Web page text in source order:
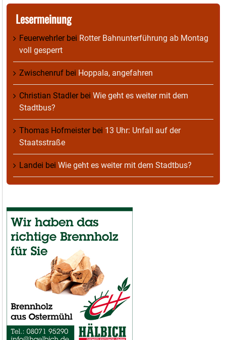
Lesermeinung
Feuerwehrlerbei Rotter Bahnunterführung ab Montag
voll gesperrt
Zwischenruf bei Hoppala, angefahren
Christian Stadlerbei Wie geht es weiter mit dem
Stadtbus?
Thomas Hofmeisterbei 13 Uhr: Unfall auf der
Staatsstraße
Landei bei Wie geht es weiter mit dem Stadtbus?